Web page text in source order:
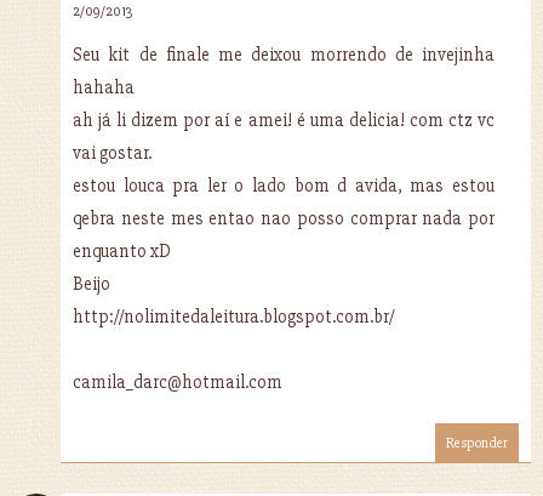
2/09/2013
Seu kit de finale me deixou morrendo de invejinha
hahaha
ah já li dizem por aí e amei! é uma delicia! com ctz vc
vai gostar.
estou louca pra ler o lado bom d avida, mas estou
qebra neste mes entao nao posso comprar nada por
enquanto xD
Beijo
http://nolimitedaleitura.blogspot.com.br/
camila_darc@hotmail.com
Responder